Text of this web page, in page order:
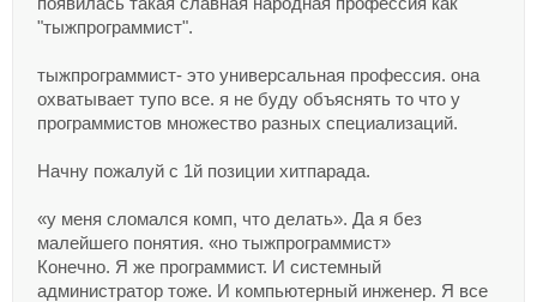
"тыжпрограммист".
тыжпрограммист- это универсальная профессия. она
охватывает тупо все. я не буду объяснять то что у
программистов множество разных специализаций.
Начну пожалуй с 1й позиции хитпарада.
«у меня сломался комп, что делать». Да я без
малейшего понятия. «но тыжпрограммист»
Конечно. Я же программист. И системный
администратор тоже. И компьютерный инженер. Я все